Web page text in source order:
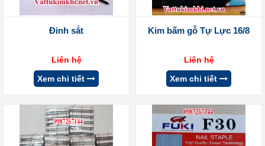
Đinh sắt
Liên hệ
Xem chi tiết
Kim bấm gỗ Tự Lực 16/8
Liên hệ
Xem chi tiết